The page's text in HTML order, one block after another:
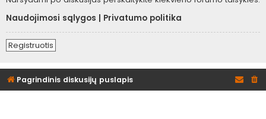
Naudojimosi sąlygos
Privatumo politika
Registruotis
Pagrindinis diskusijų puslapis